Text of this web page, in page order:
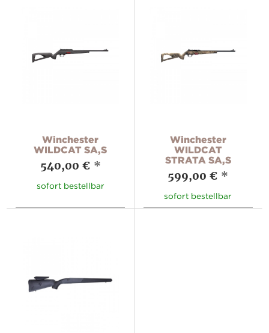
Winchester
WILDCAT SA,S
540,00 € *
sofort bestellbar
Winchester
WILDCAT
STRATA SA,S
599,00 € *
sofort bestellbar